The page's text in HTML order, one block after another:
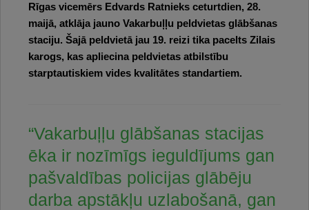
Rīgas vicemērs Edvards Ratnieks ceturtdien, 28.
maijā, atklāja jauno Vakarbuļļu peldvietas glābšanas
staciju. Šajā peldvietā jau 19. reizi tika pacelts Zilais
karogs, kas apliecina peldvietas atbilstību
starptautiskiem vides kvalitātes standartiem.
“Vakarbuļļu glābšanas stacijas
ēka ir nozīmīgs ieguldījums gan
pašvaldības policijas glābēju
darba apstākļu uzlabošanā, gan